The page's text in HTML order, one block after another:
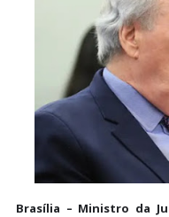
Brasília – Ministro da